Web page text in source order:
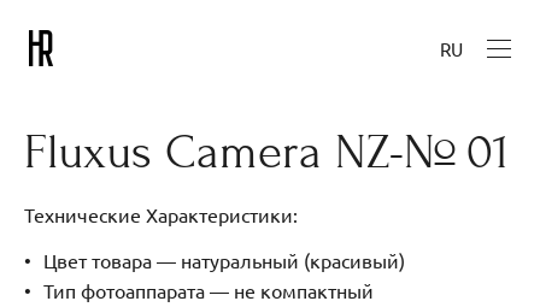
RU
Fluxus Camera NZ-№ 01
Технические Характеристики:
Цвет товара — натуральный (красивый)
Тип фотоаппарата — не компактный